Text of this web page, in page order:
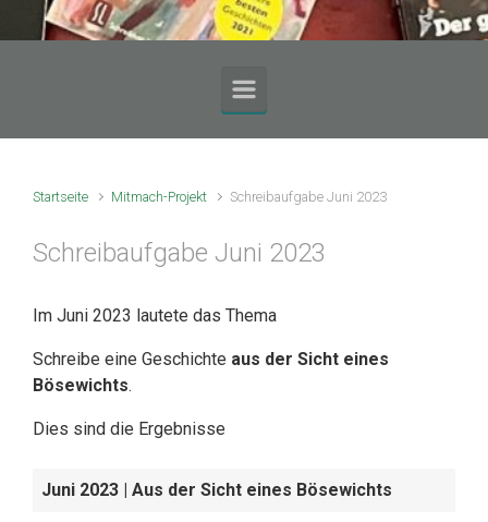
Startseite Mitmach-Projekt Schreibaufgabe Juni 2023
Schreibaufgabe Juni 2023
Im Juni 2023 lautete das Thema
Schreibe eine Geschichte aus der Sicht eines
Bösewichts.
Dies sind die Ergebnisse
Juni 2023 | Aus der Sicht eines Bösewichts